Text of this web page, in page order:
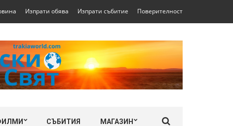
Изпрати обява Изпрати събитие Поверителност
СЪБИТИЯ МАГАЗИН